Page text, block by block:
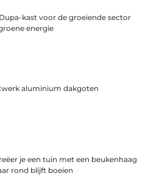
kast voor de groeiende sector
energie
aluminium dakgoten
je een tuin met een beukenhaag
rond blijft boeien